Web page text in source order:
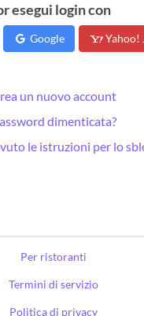
esegui login con
Google Yahoo!
un nuovo account
dimenticata?
le istruzioni per lo
Per ristoranti
Termini di servizio
Politica di privacy